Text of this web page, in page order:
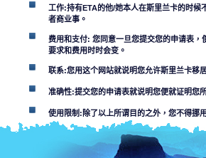
工作:持有ETA的他/她本人在斯里兰卡的时候
者商业事。
费用和支付: 您同意一旦您提交您的申请表
要求和费用时时会变。
联系:您用这个网站就说明您允许斯里兰卡移
准确性:提交您的申请表就说明您便就证明您
使用限制:除了以上所谓目的之外，您不得挪